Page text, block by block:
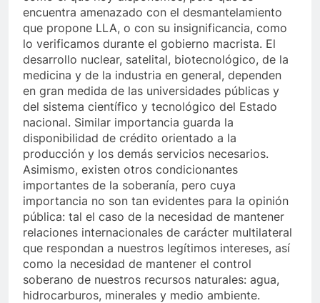
encuentra amenazado con el desmantelamiento
que propone LLA, o con su insignificancia, como
lo verificamos durante el gobierno macrista. El
desarrollo nuclear, satelital, biotecnológico, de la
medicina y de la industria en general, dependen
en gran medida de las universidades públicas y
del sistema científico y tecnológico del Estado
nacional. Similar importancia guarda la
disponibilidad de crédito orientado a la
producción y los demás servicios necesarios.
Asimismo, existen otros condicionantes
importantes de la soberanía, pero cuya
importancia no son tan evidentes para la opinión
pública: tal el caso de la necesidad de mantener
relaciones internacionales de carácter multilateral
que respondan a nuestros legítimos intereses, así
como la necesidad de mantener el control
soberano de nuestros recursos naturales: agua,
hidrocarburos, minerales y medio ambiente.